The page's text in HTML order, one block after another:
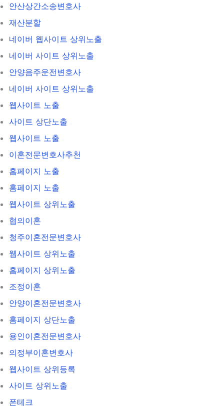
안산상간소송변호사
재산분할
네이버 웹사이트 상위노출
네이버 사이트 상위노출
안양음주운전변호사
네이버 사이트 상위노출
웹사이트 노출
사이트 상단노출
웹사이트 노출
이혼전문변호사추천
홈페이지 노출
홈페이지 노출
웹사이트 상위노출
협의이혼
청주이혼전문변호사
웹사이트 상위노출
홈페이지 상위노출
조정이혼
안양이혼전문변호사
홈페이지 상단노출
용인이혼전문변호사
의정부이혼변호사
웹사이트 상위등록
사이트 상위노출
폰테크